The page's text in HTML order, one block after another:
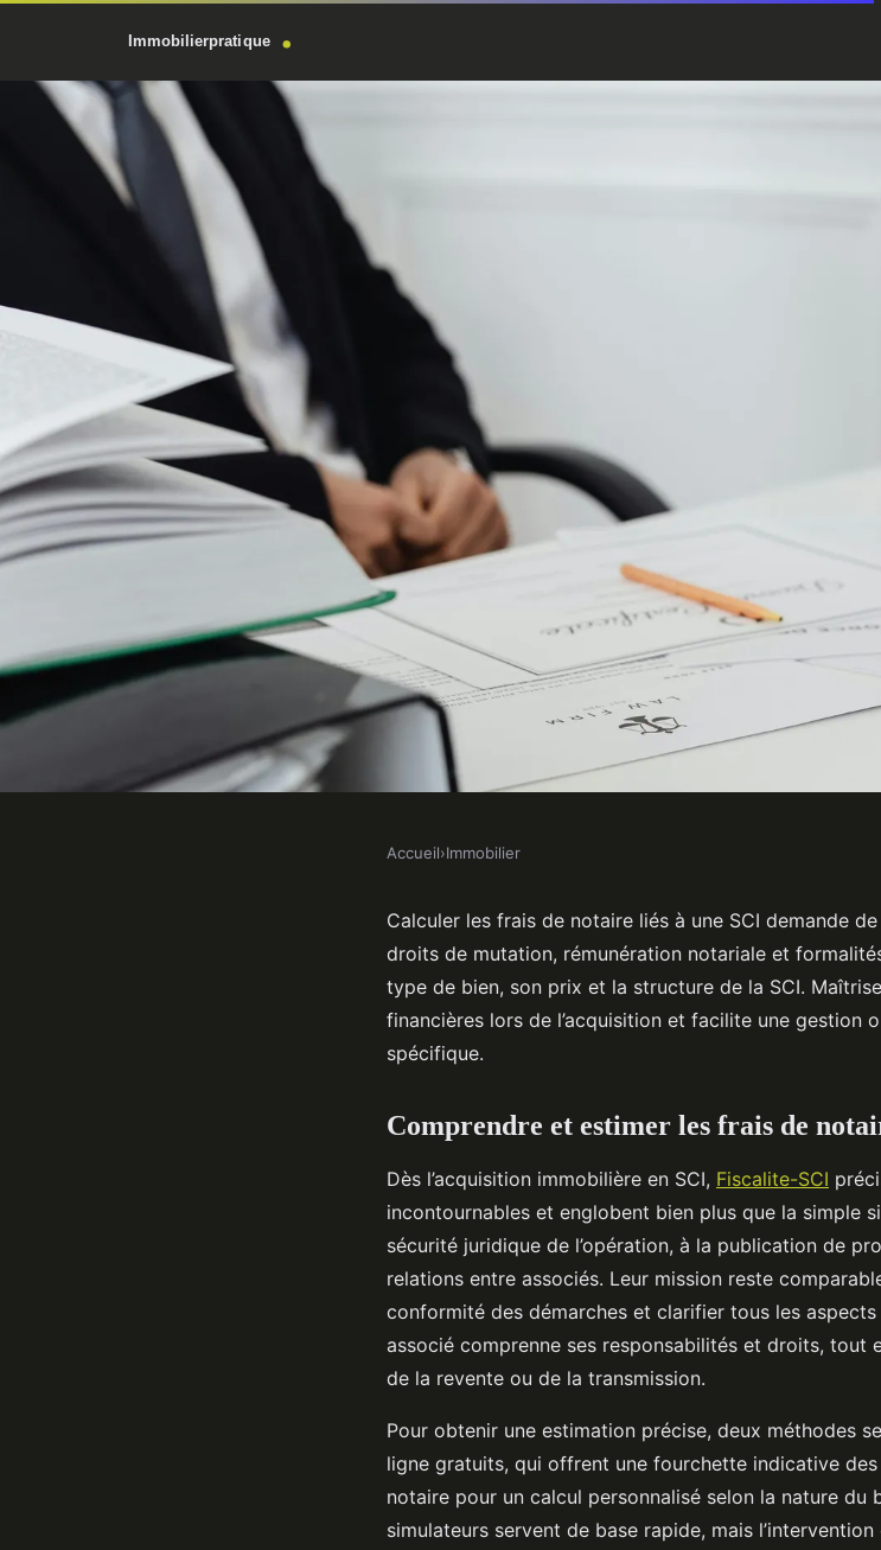
Calculer les frais de notaire pour
: mode d'emploi
Accueil›Immobilier
Calculer les frais de notaire liés à une SCI demande
droits de mutation, rémunération notariale et
type de bien, son prix et la structure de la SCI.
financières lors de l’acquisition et facilite une gestion
spécifique.
Comprendre et estimer les frais de
Dès l’acquisition immobilière en SCI, Fiscalite-SCI
incontournables et englobent bien plus que la simple
sécurité juridique de l’opération, à la publication de
relations entre associés. Leur mission reste
conformité des démarches et clarifier tous les
associé comprenne ses responsabilités et droits, tout
de la revente ou de la transmission.
Pour obtenir une estimation précise, deux méthodes
ligne gratuits, qui offrent une fourchette indicative
notaire pour un calcul personnalisé selon la nature du
simulateurs servent de base rapide, mais